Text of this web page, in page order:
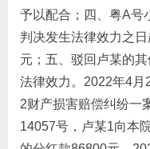
予以配合；四、粤A号
判决发生法律效力之
元；五、驳回卢某的
法律效力。2022年4
2财产损害赔偿纠纷一
14057号，卢某1向本